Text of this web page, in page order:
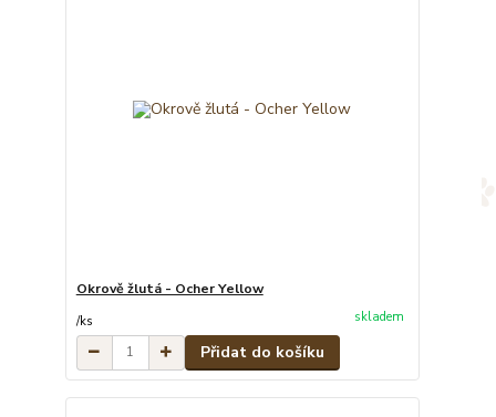
Okrově žlutá - Ocher Yellow
/ks skladem
Přidat do košíku